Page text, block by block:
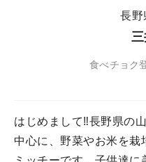
長野
三
食べチョク
はじめまして‼︎長野県の
中心に、野菜やお米を栽